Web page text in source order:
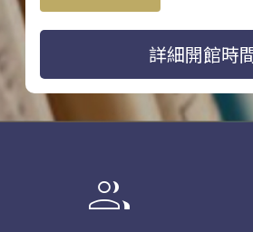
詳細開館時
group